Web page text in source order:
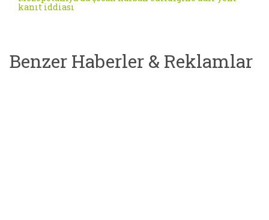
kanıt iddiası
Benzer Haberler & Reklamlar